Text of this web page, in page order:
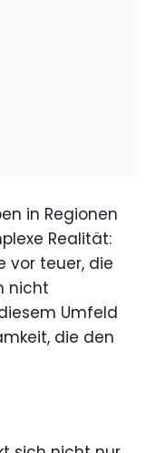
in Regionen
Realität:
vor teuer, die
nicht
Umfeld
die den